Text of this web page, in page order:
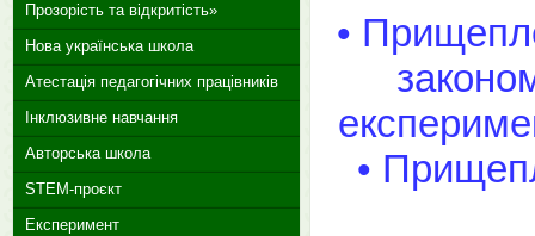
•
•
Прозорість та відкритість»
Нова українська школа
Атестація педагогічних працівників
Інклюзивне навчання
Авторська школа
STEM-проєкт
Експеримент